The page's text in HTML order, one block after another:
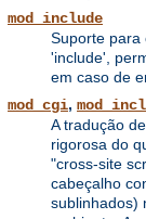
mod_include
Suporte para
'include',
em caso de
mod_cgi,
A tradução
rigorosa do
"cross-site
cabeçalho
sublinhados)